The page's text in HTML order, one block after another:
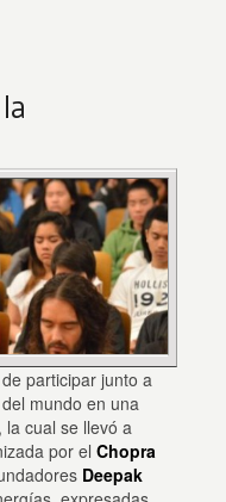
participar junto a
mundo en una
la cual se llevó a
por elChopra
Deepak